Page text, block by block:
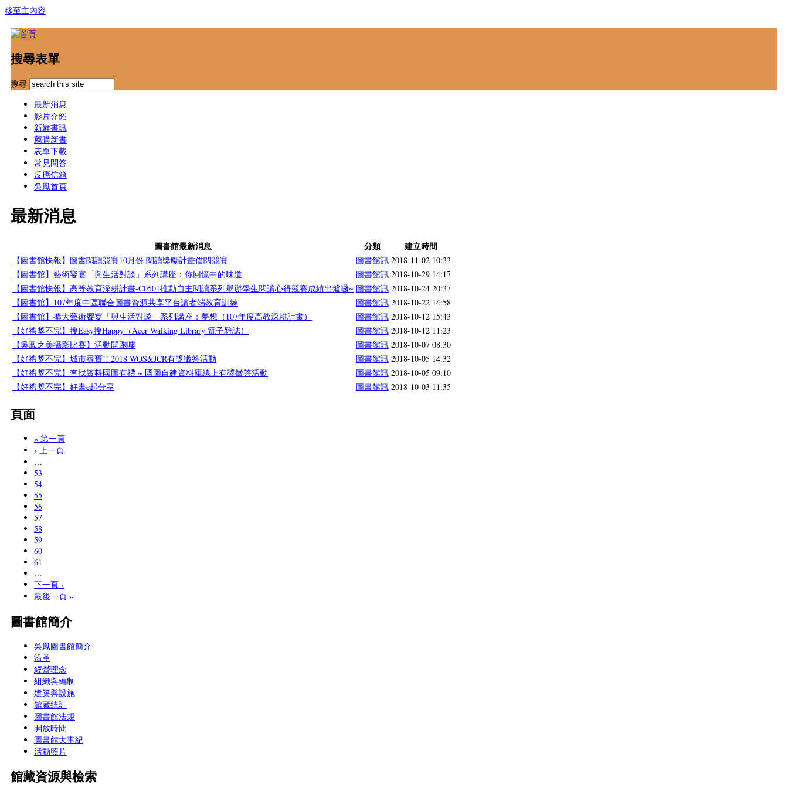
移至主內容
搜尋表單
搜尋
最新消息
影片介紹
新鮮書訊
薦購新書
表單下載
常見問答
反應信箱
吳鳳首頁
最新消息
圖書館最新消息 分類 建立時間
【圖書館快報】圖書閱讀競賽10月份 閱讀獎勵計畫借閱競賽 圖書館訊 2018-11-02 10:33
【圖書館】藝術饗宴「與生活對談」系列講座：你回憶中的味道
圖書館訊 2018-10-29 14:17
【圖書館快報】高等教育深耕計畫-C0501推動自主閱讀系列舉辦學生閱讀心得競賽成績出爐囉~ 圖書館訊 2018-10-24 20:37
【圖書館】107年度中區聯合圖書資源共享平台讀者端教育訓練
圖書館訊 2018-10-22 14:58
【圖書館】擴大藝術饗宴「與生活對談」系列講座：夢想（107年度高教深耕計畫）
圖書館訊 2018-10-12 15:43
【好禮獎不完】搜Easy搜Happy（Acer Walking Library 電子雜誌）
圖書館訊 2018-10-12 11:23
【吳鳳之美攝影比賽】活動開跑嘍
圖書館訊 2018-10-07 08:30
【好禮獎不完】城市尋寶!! 2018 WOS&JCR有獎徵答活動
圖書館訊 2018-10-05 14:32
【好禮獎不完】查找資料國圖有禮 ~ 國圖自建資料庫線上有奬徵答活動
圖書館訊 2018-10-05 09:10
【好禮獎不完】好書e起分享
圖書館訊 2018-10-03 11:35
頁面
« 第一頁
‹ 上一頁
…
53
54
55
56
57
58
59
60
61
…
下一頁 ›
最後一頁 »
圖書館簡介
吳鳳圖書館簡介
沿革
經營理念
組織與編制
建築與設施
館藏統計
圖書館法規
開放時間
圖書館大事紀
活動照片
館藏資源與檢索